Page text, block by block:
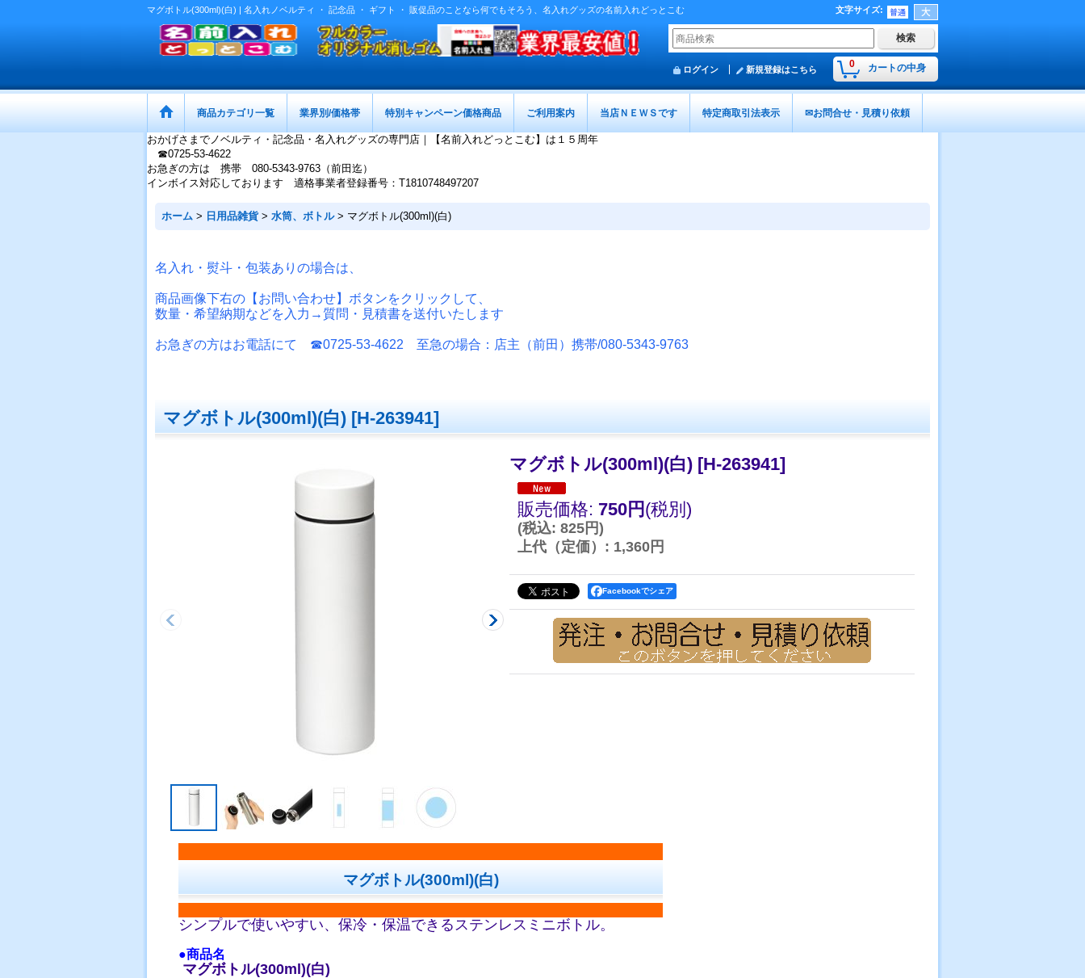
マグボトル(300ml)(白) | 名入れノベルティ ・ 記念品 ・ ギフト ・ 販促品のことなら何でもそろう、名入れグッズの名前入れどっとこむ 文字サイズ:
0 カートの中身
ログイン 新規登録はこちら
商品カテゴリ一覧 業界別/価格帯 特別キャンペーン価格商品 ご利用案内 当店ＮＥＷＳです 特定商取引法表示 ✉お問合せ・見積り依頼
おかげさまでノベルティ・記念品・名入れグッズの専門店｜【名前入れどっとこむ】は１５周年
☎0725-53-4622
お急ぎの方は 携帯 080-5343-9763（前田迄）
インボイス対応しております 適格事業者登録番号：T1810748497207
ホーム > 日用品雑貨 > 水筒、ボトル > マグボトル(300ml)(白)
名入れ・熨斗・包装ありの場合は、
商品画像下右の【お問い合わせ】ボタンをクリックして、
数量・希望納期などを入力→質問・見積書を送付いたします
お急ぎの方はお電話にて ☎0725-53-4622 至急の場合：店主（前田）携帯/080-5343-9763
マグボトル(300ml)(白) [H-263941]
マグボトル(300ml)(白) [H-263941]
販売価格: 750円 (税別)
(税込: 825円)
上代（定価） : 1,360円
Facebookでシェア
マグボトル(300ml)(白)
シンプルで使いやすい、保冷・保温できるステンレスミニボトル。
●商品名
マグボトル(300ml)(白)